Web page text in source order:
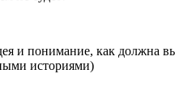
и понимание, как должна
историями)